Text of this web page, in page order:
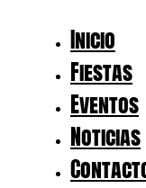
Inicio
Fiestas
Eventos
Noticias